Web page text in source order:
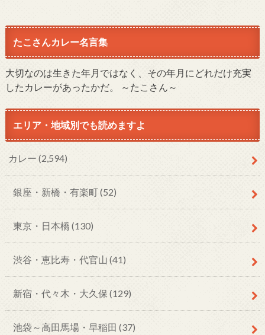
たこさんカレー名言集
大切なのは生きた年月ではなく、その年月にどれだけ充実
したカレーがあったかだ。 ～たこさん～
エリア・地域別でも読めますよ
カレー (2,594)
銀座・新橋・有楽町(52)
東京・日本橋 (130)
渋谷・恵比寿・代官山 (41)
新宿・代々木・大久保 (129)
池袋～高田馬場・早稲田 (37)